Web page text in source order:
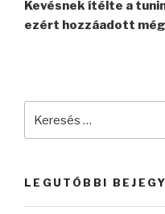
Kevésnek ítélte a
ezért hozzáadott
LEGUTÓBBI